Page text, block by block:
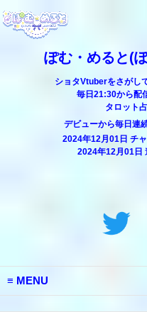
ぽむ・めると(
ショタVtuberをさがし
毎日21:30から配
タロット
デビューから毎日連
2024年12月01日 チ
2024年12月01日
MENU